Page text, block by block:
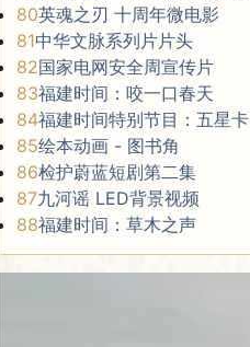
80英魂之刃 十周年微电影
81中华文脉系列片片头
82国家电网安全周宣传片
83福建时间：咬一口春天
84福建时间特别节目：五星卡
85绘本动画 - 图书角
86检护蔚蓝短剧第二集
87九河谣 LED背景视频
88福建时间：草木之声